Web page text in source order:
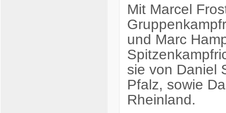
Mit Marcel
und Marc
sie von Daniel
Pfalz, sowie
Rheinland.